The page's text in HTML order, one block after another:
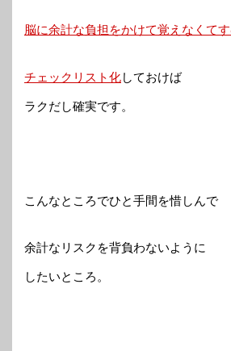
脳に余計な負担をかけて覚えなくてす
チェックリスト化しておけば
ラクだし確実です。
こんなところでひと手間を惜しんで
余計なリスクを背負わないように
したいところ。